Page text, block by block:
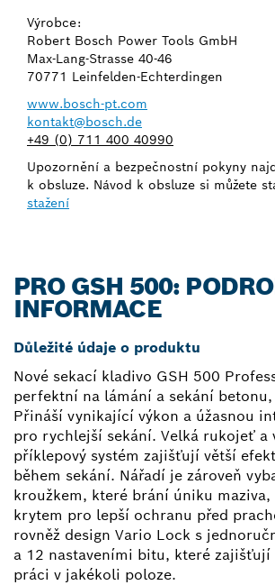
Výrobce:
Robert Bosch Power Tools GmbH
Max-Lang-Strasse 40-46
70771 Leinfelden-Echterdingen
www.bosch-pt.com
kontakt@bosch.de
+49 (0) 711 400 40990
Upozornění a bezpečnostní pokyny
k obsluze. Návod k obsluze si můžete
stažení
PRO GSH 500:
INFORMACE
Důležité údaje o produktu
Nové sekací kladivo GSH 500
perfektní na lámání a sekání betonu,
Přináší vynikající výkon a úžasnou
pro rychlejší sekání. Velká rukojeť a
příklepový systém zajišťují větší
během sekání. Nářadí je zároveň
kroužkem, které brání úniku maziva,
krytem pro lepší ochranu před
rovněž design Vario Lock s
a 12 nastaveními bitu, které zajišťují
práci v jakékoli poloze.